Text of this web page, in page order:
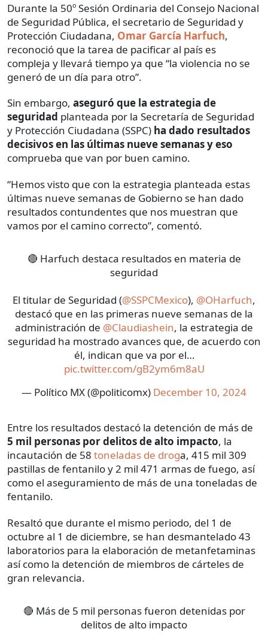
Durante la 50º Sesión Ordinaria del Consejo Nacional
de Seguridad Pública, el secretario de Seguridad y
Protección Ciudadana, Omar García Harfuch,
reconoció que la tarea de pacificar al país es
compleja y llevará tiempo ya que “la violencia no se
generó de un día para otro”.
Sin embargo, aseguró que la estrategia de
seguridad planteada por la Secretaría de Seguridad
y Protección Ciudadana (SSPC) ha dado resultados
decisivos en las últimas nueve semanas y eso
comprueba que van por buen camino.
“Hemos visto que con la estrategia planteada estas
últimas nueve semanas de Gobierno se han dado
resultados contundentes que nos muestran que
vamos por el camino correcto”, comentó.
🔴 Harfuch destaca resultados en materia de
seguridad
El titular de Seguridad (@SSPCMexico), @OHarfuch,
destacó que en las primeras nueve semanas de la
administración de @Claudiashein, la estrategia de
seguridad ha mostrado avances que, de acuerdo con
él, indican que va por el…
pic.twitter.com/gB2ym6m8aU
— Político MX (@politicomx) December 10, 2024
Entre los resultados destacó la detención de más de
5 mil personas por delitos de alto impacto, la
incautación de 58 toneladas de droga, 415 mil 309
pastillas de fentanilo y 2 mil 471 armas de fuego, así
como el aseguramiento de más de una toneladas de
fentanilo.
Resaltó que durante el mismo periodo, del 1 de
octubre al 1 de diciembre, se han desmantelado 43
laboratorios para la elaboración de metanfetaminas
así como la detención de miembros de cárteles de
gran relevancia.
🔴 Más de 5 mil personas fueron detenidas por
delitos de alto impacto